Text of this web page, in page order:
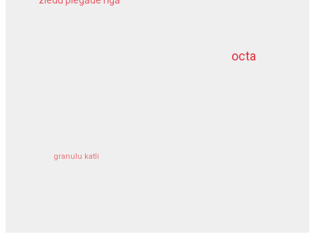
octa
granulu katli
dziļurbums